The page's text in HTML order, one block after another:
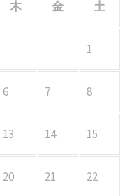
木 金 土
1
6 7 8
13 14 15
20 21 22